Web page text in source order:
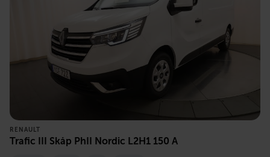
RENAULT
Trafic III Skåp PhII Nordic L2H1 150 A